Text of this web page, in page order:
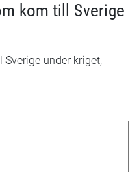
kom till Sverige
under kriget,